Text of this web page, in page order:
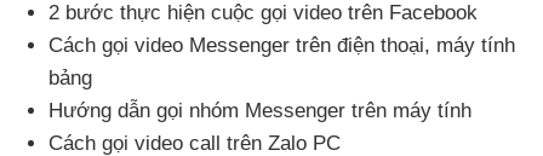
2 bước thực hiện cuộc gọi video trên Facebook
Cách gọi video Messenger trên điện thoại, máy tính
bảng
Hướng dẫn gọi nhóm Messenger trên máy tính
Cách gọi video call trên Zalo PC